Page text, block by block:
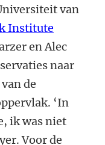
van
Institute
en Alec
naar
de
‘In
ik was niet
Voor de